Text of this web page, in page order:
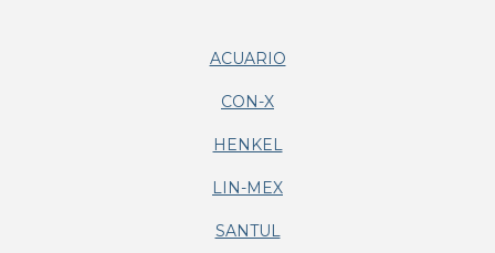
ACUARIO
CON-X
HENKEL
LIN-MEX
SANTUL